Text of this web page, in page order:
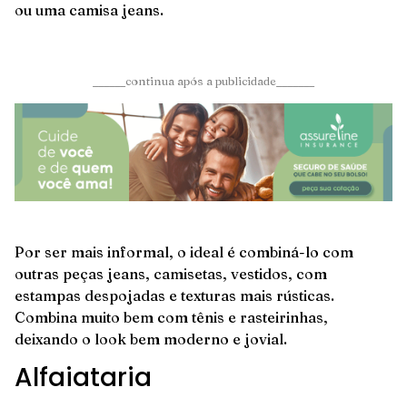
ou uma camisa jeans.
______continua após a publicidade_______
Por ser mais informal, o ideal é combiná-lo com
outras peças jeans, camisetas, vestidos, com
estampas despojadas e texturas mais rústicas.
Combina muito bem com tênis e rasteirinhas,
deixando o look bem moderno e jovial.
Alfaiataria